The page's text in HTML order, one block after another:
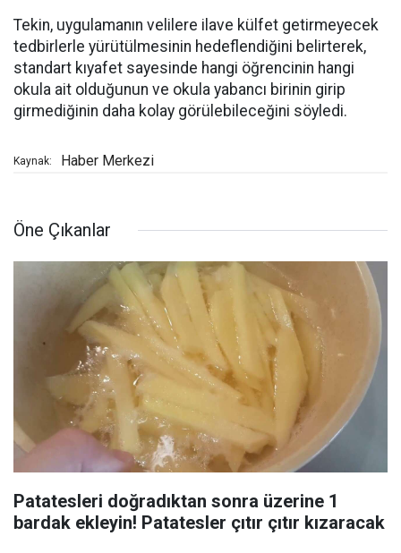
Tekin, uygulamanın velilere ilave külfet getirmeyecek
tedbirlerle yürütülmesinin hedeflendiğini belirterek,
standart kıyafet sayesinde hangi öğrencinin hangi
okula ait olduğunun ve okula yabancı birinin girip
girmediğinin daha kolay görülebileceğini söyledi.
Kaynak: Haber Merkezi
Öne Çıkanlar
Patatesleri doğradıktan sonra üzerine 1
bardak ekleyin! Patatesler çıtır çıtır kızaracak